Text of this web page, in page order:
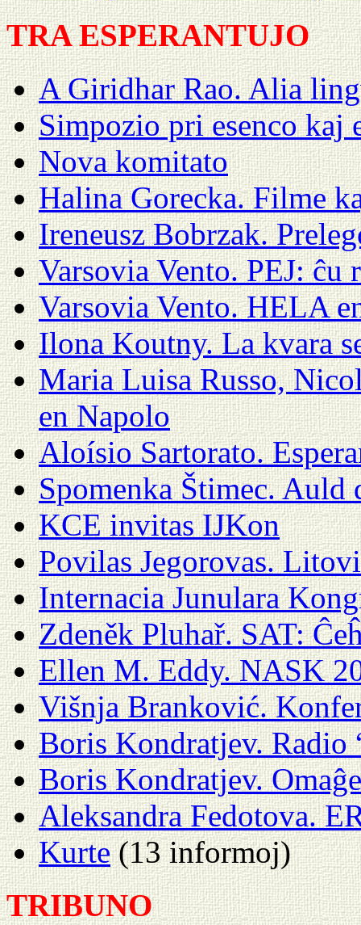
TRA ESPERANTUJO
A Giridhar Rao. Alia
Simpozio pri esenco kaj
Nova komitato
Halina Gorecka. Filme
Ireneusz Bobrzak.
Varsovia Vento. PEJ: ĉu
Varsovia Vento. HELA
Ilona Koutny. La kvara
Maria Luisa Russo,
en Napolo
Aloísio Sartorato.
Spomenka Štimec. Auld
KCE invitas IJKon
Povilas Jegorovas.
Internacia Junulara
Zdeněk Pluhař. SAT:
Ellen M. Eddy. NASK
Višnja Branković.
Boris Kondratjev.
Boris Kondratjev.
Aleksandra Fedotova.
Kurte(13 informoj)
TRIBUNO